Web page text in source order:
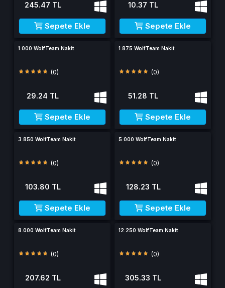
245.47 TL
Sepete Ekle
10.37 TL
Sepete Ekle
1.000 WolfTeam Nakit
(0)
29.24 TL
Sepete Ekle
1.875 WolfTeam Nakit
(0)
51.28 TL
Sepete Ekle
3.850 WolfTeam Nakit
(0)
103.80 TL
Sepete Ekle
5.000 WolfTeam Nakit
(0)
128.23 TL
Sepete Ekle
8.000 WolfTeam Nakit
(0)
207.62 TL
12.250 WolfTeam Nakit
(0)
305.33 TL